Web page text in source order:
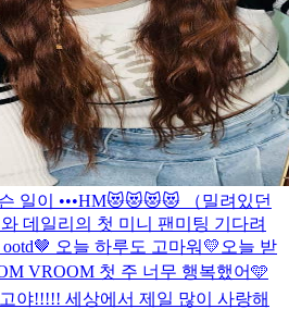
일이 •••HM😻😻😻😻 （밀려있던
데일리의 첫 미니 팬미팅 기다려
오늘 하루도 고마워💛 오늘 받
VROOM 첫 주 너무 행복했어🩵
야!!!!! 세상에서 제일 많이 사랑해